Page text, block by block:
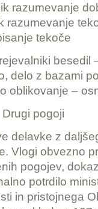
razumevanje
razumevanje
tekoče
besedil
delo z bazami
oblikovanje –
Drugi pogoji
delavke z
Vlogi obvezno
pogojev,
potrdilo
in pristojnega